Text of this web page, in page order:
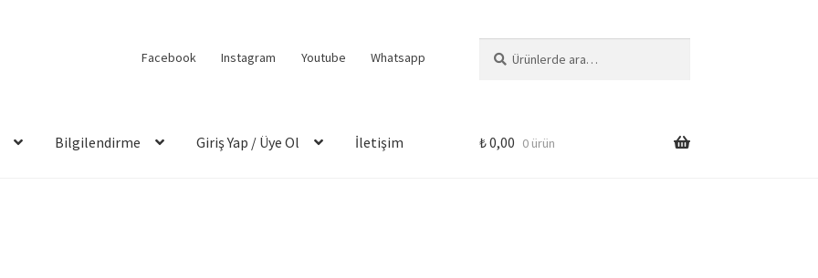
Facebook Instagram Youtube Whatsapp
Bilgilendirme Giriş Yap / Üye Ol İletişim ₺0,00 0 ürün